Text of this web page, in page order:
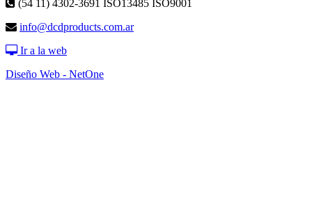
(54 11) 4302-3691 ISO13485 ISO9001
info@dcdproducts.com.ar
Ir a la web
Diseño Web - NetOne